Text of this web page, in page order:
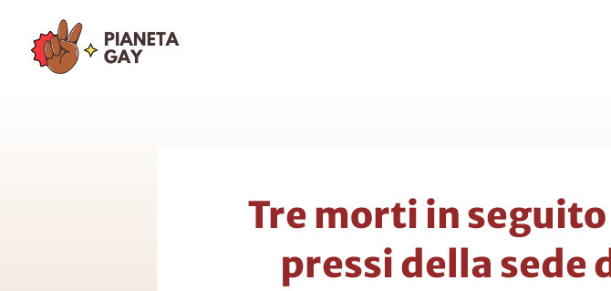
contenuto
Tre morti in
pressi della sede